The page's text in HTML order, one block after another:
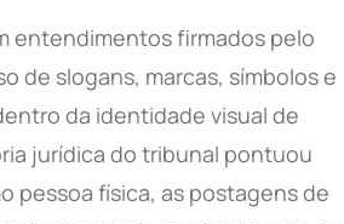
entendimentos firmados pelo
de slogans, marcas, símbolos e
da identidade visual de
jurídica do tribunal pontuou
pessoa física, as postagens de